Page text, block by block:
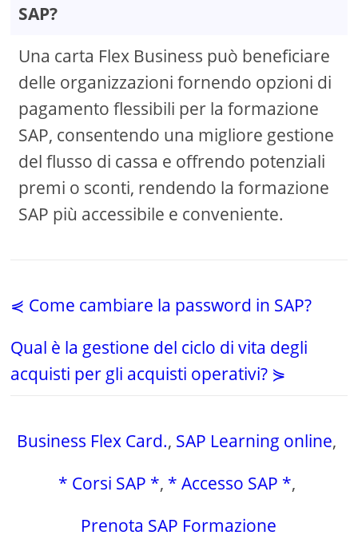
SAP?
Una carta Flex Business può beneficiare
delle organizzazioni fornendo opzioni di
pagamento flessibili per la formazione
SAP, consentendo una migliore gestione
del flusso di cassa e offrendo potenziali
premi o sconti, rendendo la formazione
SAP più accessibile e conveniente.
⋞ Come cambiare la password in SAP?
Qual è la gestione del ciclo di vita degli
acquisti per gli acquisti operativi? ⋟
Business Flex Card., SAP Learning online,
* Corsi SAP *, * Accesso SAP *,
Prenota SAP Formazione